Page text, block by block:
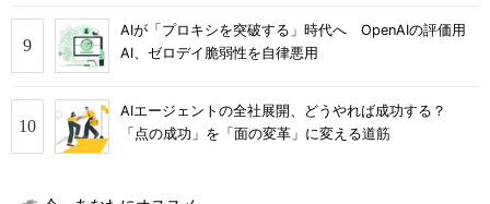
AIが「プロキシを突破する」時代へ OpenAIの評価用
AI、ゼロデイ脆弱性を自律悪用
AIエージェントの全社展開、どうやれば成功する？
「点の成功」を「面の変革」に変える道筋